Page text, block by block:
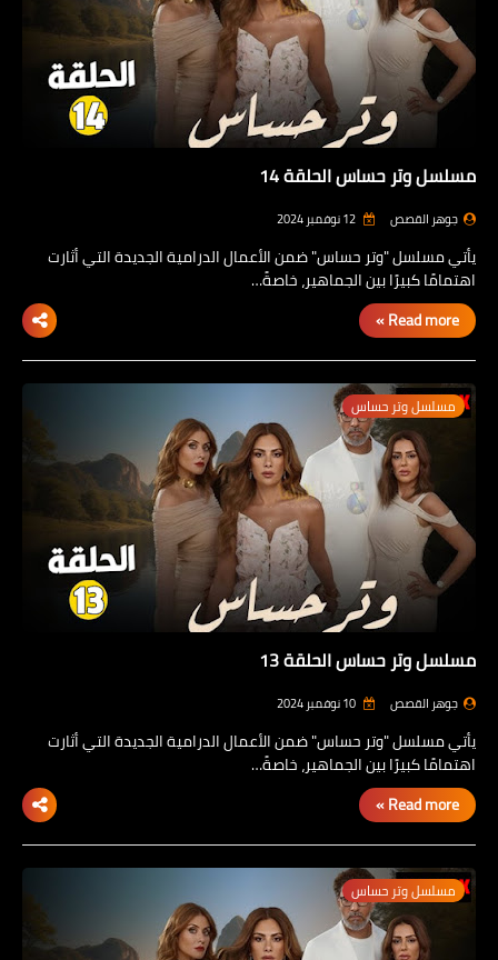
مسلسل وتر حساس الحلقة 14
جوهر القصص
يأتي مسلسل "وتر حساس" ضمن الأعمال الدرامية الجديدة التي أثارت
اهتمامًا كبيرًا بين الجماهير، خاصةً…
Read more »
مسلسل وتر حساس
مسلسل وتر حساس الحلقة 13
جوهر القصص
يأتي مسلسل "وتر حساس" ضمن الأعمال الدرامية الجديدة التي أثارت
اهتمامًا كبيرًا بين الجماهير، خاصةً…
Read more »
مسلسل وتر حساس